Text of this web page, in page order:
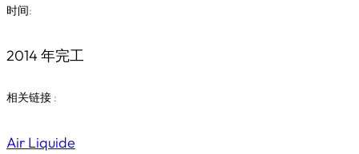
时间:
2014 年完工
相关链接 :
Air Liquide